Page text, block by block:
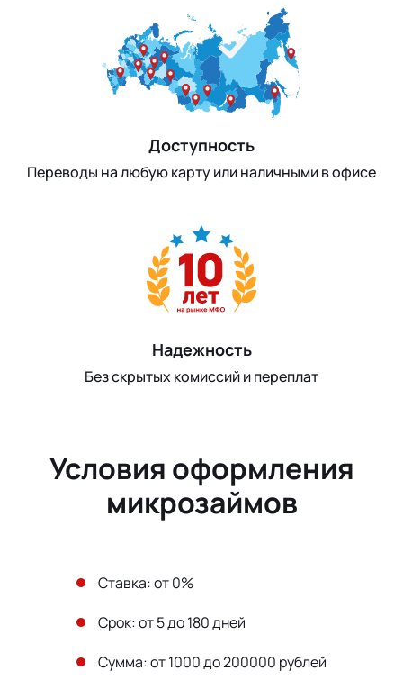
Доступность
Переводы на любую карту или наличными в офисе
Надежность
Без скрытых комиссий и переплат
Условия оформления
микрозаймов
Ставка: от 0%
Срок: от 5 до 180 дней
Сумма: от 1000 до 200000 рублей